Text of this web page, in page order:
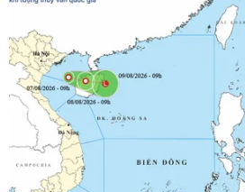
Alphabet cải tổ hàng ngũ lãnh
giữa cuộc đua AGI
06/08/2026 04:22
Techcom Life và cách tiếp cận
cho bài toán bảo vệ sức khỏe